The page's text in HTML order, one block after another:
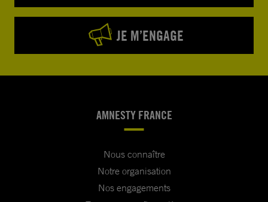
JE M’ENGAGE
AMNESTY FRANCE
Nous connaître
Notre organisation
Nos engagements